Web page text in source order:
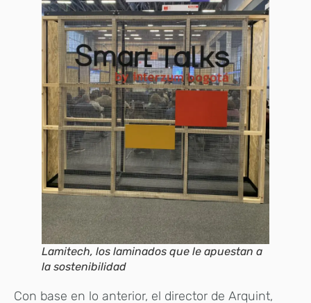
Lamitech, los laminados que le apuestan a
la sostenibilidad
Con base en lo anterior, el director de Arquint,